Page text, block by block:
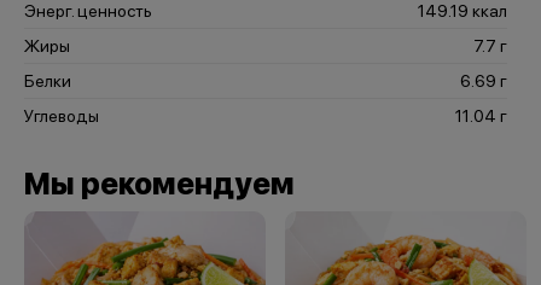
Энерг. ценность
149.19 ккал
Жиры
7.7 г
Белки
6.69 г
Углеводы
11.04 г
Мы рекомендуем